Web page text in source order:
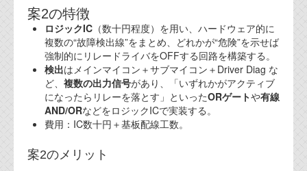
テクノロジ
外部投稿記事
ブログテーマ
技術文書
ご希望の方は、お問い合わせページから
資料閲覧パスワードをお問い合わせ頂き
名は"opendocument"です。
案2の特徴
ロジックIC （数十円程度）を用い、ハードウェア的に
複数の“故障検出線”をまとめ、どれかが“危険”を示せば
強制的にリレードライバをOFFする回路を構築する。
検出はメインマイコン＋サブマイコン＋Driver Diag な
ど、 複数の出力信号があり、「いずれかがアクティブ
になったらリレーを落とす」といったORゲートや有線
AND/ORなどをロジックICで実装する。
費用：IC数十円＋基板配線工数。
案2のメリット